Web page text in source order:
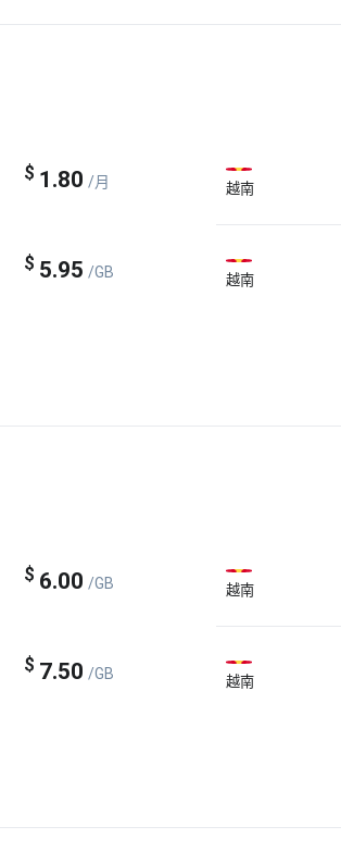
$ 1.80 /月 越南
$ 5.95 /GB 越南
$ 6.00 /GB 越南
$ 7.50 /GB 越南